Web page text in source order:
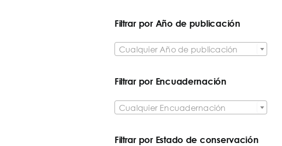
Filtrar por Año de publicación
Cualquier Año de publicación
Filtrar por Encuadernación
Cualquier Encuadernación
Filtrar por Estado de conservación